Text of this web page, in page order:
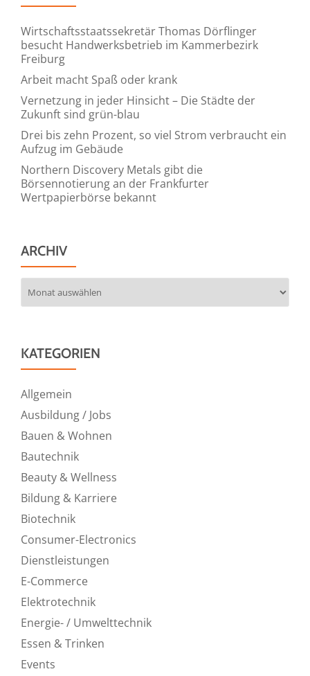
Wirtschaftsstaatssekretär Thomas Dörflinger
besucht Handwerksbetrieb im Kammerbezirk
Freiburg
Arbeit macht Spaß oder krank
Vernetzung in jeder Hinsicht – Die Städte der
Zukunft sind grün-blau
Drei bis zehn Prozent, so viel Strom verbraucht ein
Aufzug im Gebäude
Northern Discovery Metals gibt die
Börsennotierung an der Frankfurter
Wertpapierbörse bekannt
ARCHIV
KATEGORIEN
Allgemein
Ausbildung / Jobs
Bauen & Wohnen
Bautechnik
Beauty & Wellness
Bildung & Karriere
Biotechnik
Consumer-Electronics
Dienstleistungen
E-Commerce
Elektrotechnik
Energie- / Umwelttechnik
Essen & Trinken
Events